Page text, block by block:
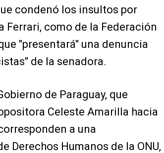
condenó los insultos por
Ferrari, como de la Federación
"presentará" una denuncia
de la senadora.
de Paraguay, que
Celeste Amarilla hacia
a una
Derechos Humanos de la ONU,